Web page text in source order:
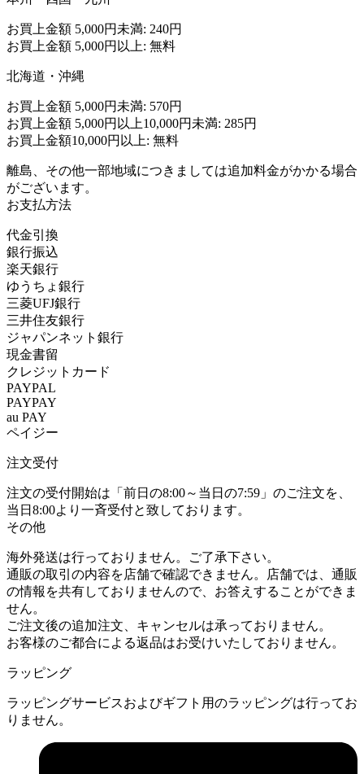
お買上金額 5,000円未満: 240円
お買上金額 5,000円以上: 無料
北海道・沖縄
お買上金額 5,000円未満: 570円
お買上金額 5,000円以上10,000円未満: 285円
お買上金額10,000円以上: 無料
離島、その他一部地域につきましては追加料金がかかる場合
がございます。
お支払方法
代金引換
銀行振込
楽天銀行
ゆうちょ銀行
三菱UFJ銀行
三井住友銀行
ジャパンネット銀行
現金書留
クレジットカード
PAYPAL
PAYPAY
au PAY
ペイジー
注文受付
注文の受付開始は「前日の8:00～当日の7:59」のご注文を、
当日8:00より一斉受付と致しております。
その他
海外発送は行っておりません。ご了承下さい。
通販の取引の内容を店舗で確認できません。店舗では、通販
の情報を共有しておりませんので、お答えすることができま
せん。
ご注文後の追加注文、キャンセルは承っておりません。
お客様のご都合による返品はお受けいたしておりません。
ラッピング
ラッピングサービスおよびギフト用のラッピングは行ってお
りません。